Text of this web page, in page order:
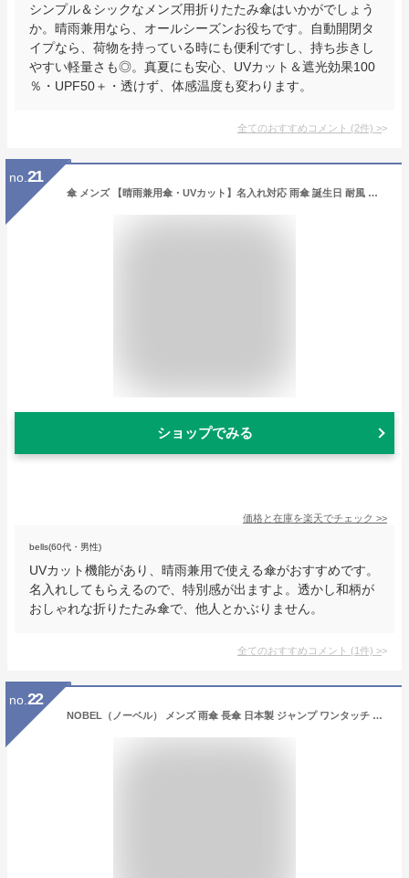
シンプル＆シックなメンズ用折りたたみ傘はいかがでしょう
か。晴雨兼用なら、オールシーズンお役ちです。自動開閉タ
イプなら、荷物を持っている時にも便利ですし、持ち歩きし
やすい軽量さも◎。真夏にも安心、UVカット＆遮光効果100
％・UPF50＋・透けず、体感温度も変わります。
全てのおすすめコメント (2件) >
no. 21
傘 メンズ 【晴雨兼用傘・UVカット】名入れ対応 雨傘 誕生日 耐風 日焼け対策 ギフト 折りたたみ 名前入り プレゼント 傘 UVカット 紫外線対策 名前彫刻 軽量 折りたたみ傘 折り畳み傘 蛇の目傘 男性用 誕生日 就職祝い 通期用 晴雨兼用 12本骨 和傘 番傘 和柄 mabu
ショップでみる
価格と在庫を楽天でチェック >>
bells(60代・男性)
UVカット機能があり、晴雨兼用で使える傘がおすすめです。
名入れしてもらえるので、特別感が出ますよ。透かし和柄が
おしゃれな折りたたみ傘で、他人とかぶりません。
全てのおすすめコメント (1件) >
no. 22
NOBEL（ノーベル） メンズ 雨傘 長傘 日本製 ジャンプ ワンタッチ 8本骨 甲州産先染め朱子格子織り 市松柄 スタイリッシュ おしゃれ (ネイビー)